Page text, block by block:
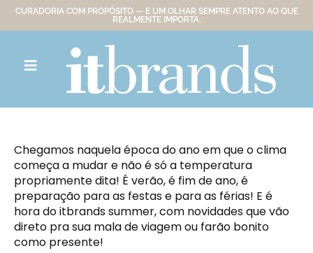
CURADORIA COM PROPÓSITO — E UM OLHAR SEMPRE ATENTO AO QUE
REALMENTE IMPORTA.
Chegamos naquela época do ano em que o clima
começa a mudar e não é só a temperatura
propriamente dita! É verão, é fim de ano, é
preparação para as festas e para as férias! E é
hora do itbrands summer, com novidades que vão
direto pra sua mala de viagem ou farão bonito
como presente!